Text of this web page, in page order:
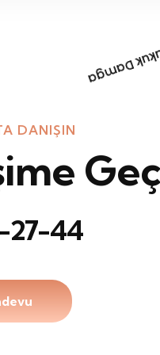
DANIŞIN
27-44